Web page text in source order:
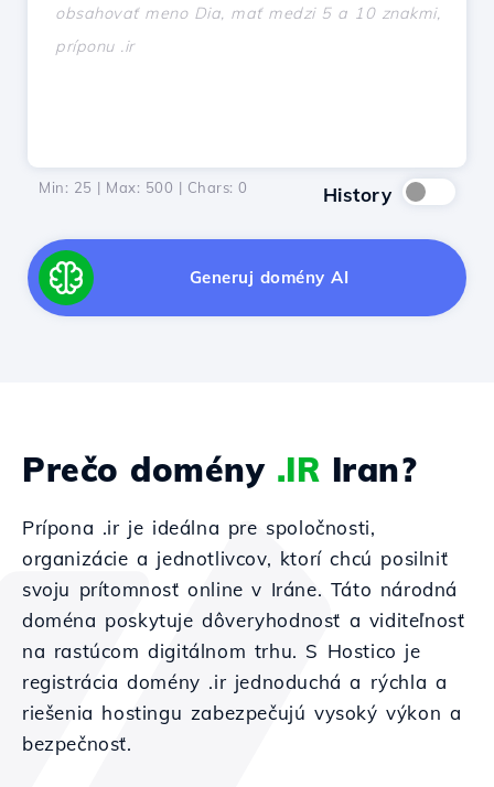
Min: 25 | Max: 500 | Chars: 0 History
Generuj domény AI
Prečo domény .IR Iran?
Prípona .ir je ideálna pre spoločnosti,
organizácie a jednotlivcov, ktorí chcú posilniť
svoju prítomnosť online v Iráne. Táto národná
doména poskytuje dôveryhodnosť a viditeľnosť
na rastúcom digitálnom trhu. S Hostico je
registrácia domény .ir jednoduchá a rýchla a
riešenia hostingu zabezpečujú vysoký výkon a
bezpečnosť.